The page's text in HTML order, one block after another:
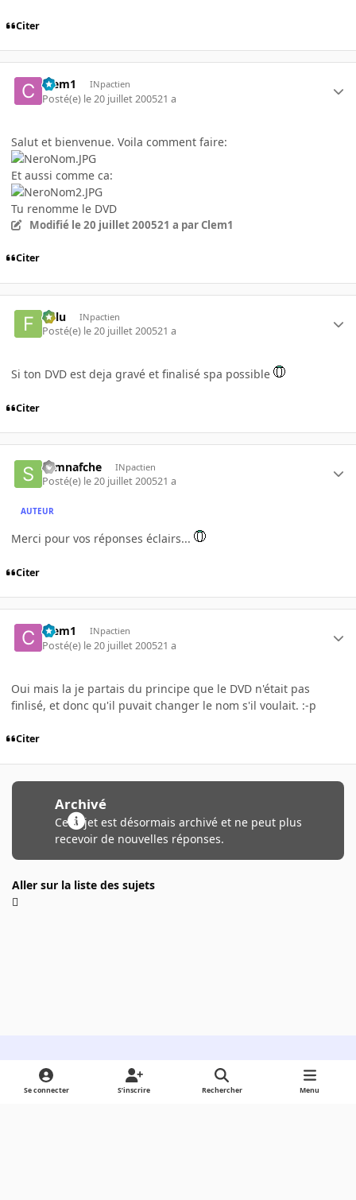
Citer
Clem1 INpactien
Posté(e) le 20 juillet 200521 a
Salut et bienvenue. Voila comment faire:
Et aussi comme ca:
Tu renomme le DVD
Modifié le 20 juillet 200521 a par Clem1
Citer
Fulu INpactien
Posté(e) le 20 juillet 200521 a
Si ton DVD est deja gravé et finalisé spa possible
Citer
samnafche INpactien
Posté(e) le 20 juillet 200521 a
AUTEUR
Merci pour vos réponses éclairs...
Citer
Clem1 INpactien
Posté(e) le 20 juillet 200521 a
Oui mais la je partais du principe que le DVD n'était pas
finlisé, et donc qu'il puvait changer le nom s'il voulait. :-p
Citer
Archivé
Ce sujet est désormais archivé et ne peut plus
recevoir de nouvelles réponses.
Aller sur la liste des sujets
Light ModeDark ModeSystem Preference
Se connecter S’inscrire Rechercher Menu